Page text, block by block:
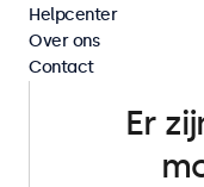
USB-C Wis alle
Er
Helpcenter
Over ons
Contact